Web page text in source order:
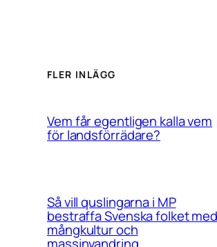
FLER INLÄGG
Vem får egentligen kalla vem
för landsförrädare?
Så vill quslingarna i MP
bestraffa Svenska folket med
mångkultur och